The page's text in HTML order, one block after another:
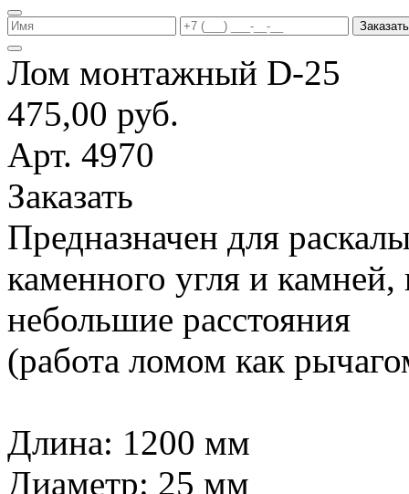
Заказать
Лом монтажный D-25
475,00 руб.
Арт. 4970
Заказать
Предназначен для
каменного угля и
небольшие расстояния
(работа ломом как
Длина: 1200 мм
Диаметр: 25 мм